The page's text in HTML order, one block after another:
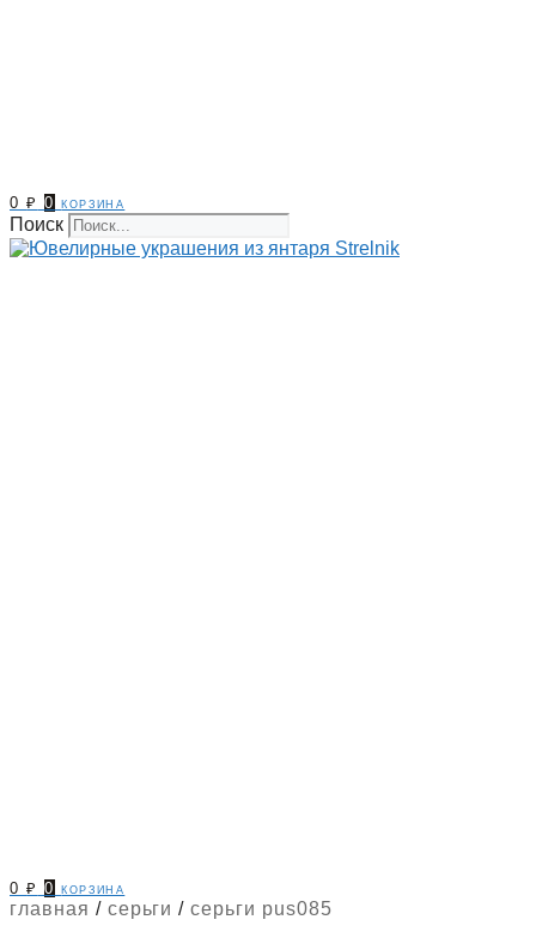
0₽ 0 корзина
Поиск
0₽ 0 корзина
главная / серьги /серьги pus085